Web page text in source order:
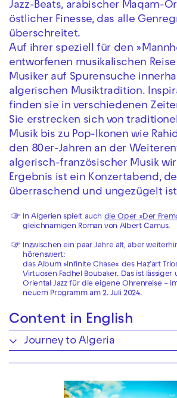
Jazz-Beats, arabischer Maqam-
östlicher Finesse, das alle
überschreitet.
Auf ihrer speziell für den
entworfenen musikalischen
Musiker auf Spurensuche
algerischen Musiktradition.
finden sie in verschiedenen
Sie erstrecken sich von
Musik bis zu Pop-Ikonen wie
den 80er-Jahren an der
algerisch-französischer Musik
Ergebnis ist ein Konzertabend,
überraschend und ungezügelt
In Algerien spielt auch die Oper »Der
gleichnamigen Roman von Albert Camus.
Inzwischen ein paar Jahre alt, aber
hörenswert:
das Album »Infinite Chase« des Haz’art
Virtuosen Fadhel Boubaker. Das ist
Oriental Jazz für die eigene Ohrenreise –
neuem Programm am 2. Juli 2024.
Content in English
Journey to Algeria